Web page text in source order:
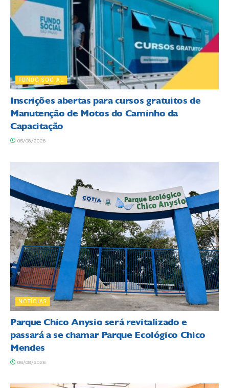
FUNDO SOCIAL
Inscrições abertas para cursos gratuitos de
Manutenção de Motos do Caminho da
Capacitação
05/08/2026
NOTÍCIAS
Parque Chico Anysio será revitalizado e
passará a se chamar Parque Ecológico Chico
Mendes
06/08/2026